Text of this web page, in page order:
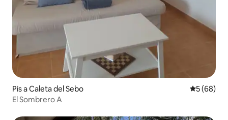
Pis a Caleta del Sebo 5 de
5 (68)
El Sombrero A